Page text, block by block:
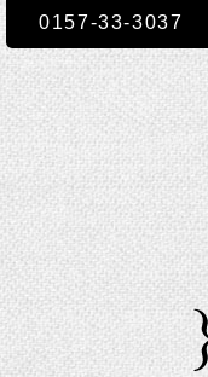
0157-33-3037